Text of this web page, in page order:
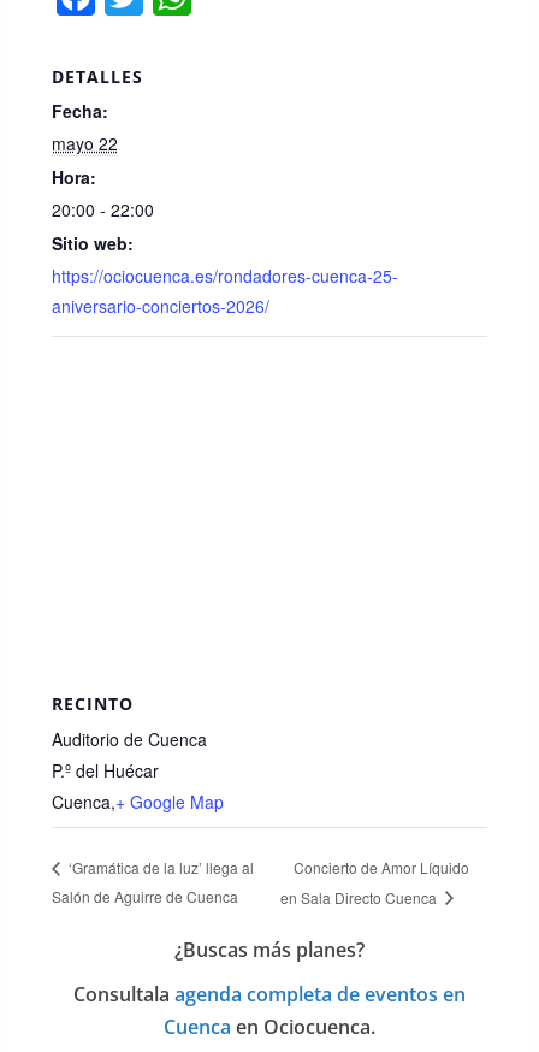
c
e
b
o
o
k
DETALLES
Fecha:
mayo 22
Hora:
20:00 - 22:00
Sitio web:
https://ociocuenca.es/rondadores-cuenca-25-
aniversario-conciertos-2026/
RECINTO
Auditorio de Cuenca
P.º del Huécar
Cuenca,+ Google Map
‘Gramática de la luz’ llega al
Salón de Aguirre de Cuenca
Concierto de Amor Líquido
en Sala Directo Cuenca
¿Buscas más planes?
Consultala agenda completa de eventos en
Cuenca en Ociocuenca.